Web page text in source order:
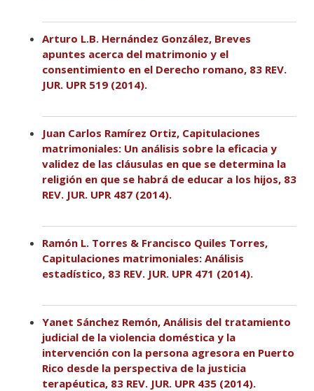
Arturo L.B. Hernández González, Breves
apuntes acerca del matrimonio y el
consentimiento en el Derecho romano, 83 REV.
JUR. UPR 519 (2014).
Juan Carlos Ramírez Ortiz, Capitulaciones
matrimoniales: Un análisis sobre la eficacia y
validez de las cláusulas en que se determina la
religión en que se habrá de educar a los hijos, 83
REV. JUR. UPR 487 (2014).
Ramón L. Torres & Francisco Quiles Torres,
Capitulaciones matrimoniales: Análisis
estadístico, 83 REV. JUR. UPR 471 (2014).
Yanet Sánchez Remón, Análisis del tratamiento
judicial de la violencia doméstica y la
intervención con la persona agresora en Puerto
Rico desde la perspectiva de la justicia
terapéutica, 83 REV. JUR. UPR 435 (2014).